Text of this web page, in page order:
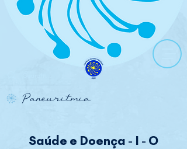
Paneuritmia
Saúde e Doença - I - O